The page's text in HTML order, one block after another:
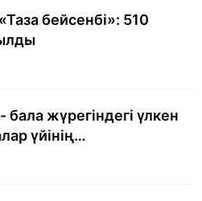
бейсенбі»: 510
жүрегіндегі үлкен
үйінің
күн